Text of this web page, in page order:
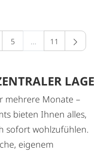
5 11
LAGE
mehrere Monate –
bieten Ihnen alles,
sofort wohlzufühlen.
eigenem